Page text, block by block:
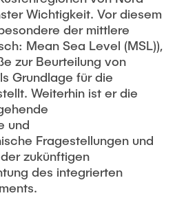
Wichtigkeit. Vor diesem
der mittlere
Mean Sea Level (MSL)),
zur Beurteilung von
Grundlage für die
Weiterhin ist er die
und
Fragestellungen und
zukünftigen
des integrierten